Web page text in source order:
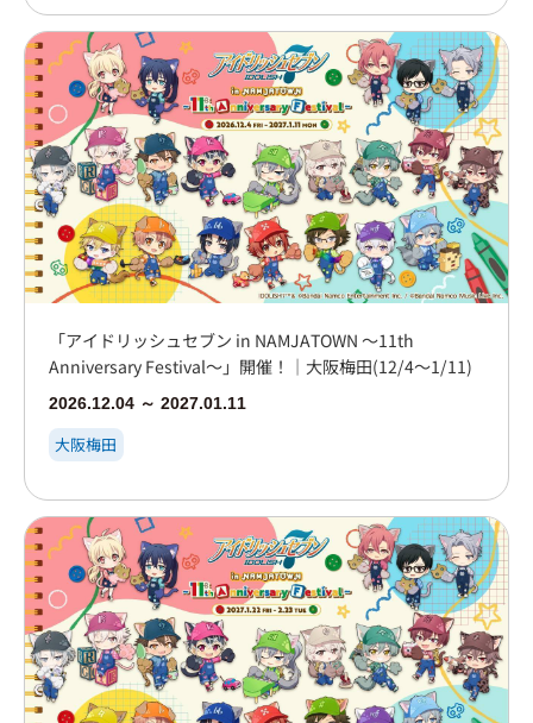
「アイドリッシュセブン in NAMJATOWN ～11th
Anniversary Festival～」開催！｜大阪梅田(12/4～1/11)
2026.12.04 ～ 2027.01.11
大阪梅田